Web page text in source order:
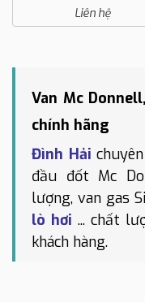
Liên hệ
Van Mc
chính hãng
Đình Hải
đầu đốt Mc
lượng, van gas
lò hơi ... chất
khách hàng.